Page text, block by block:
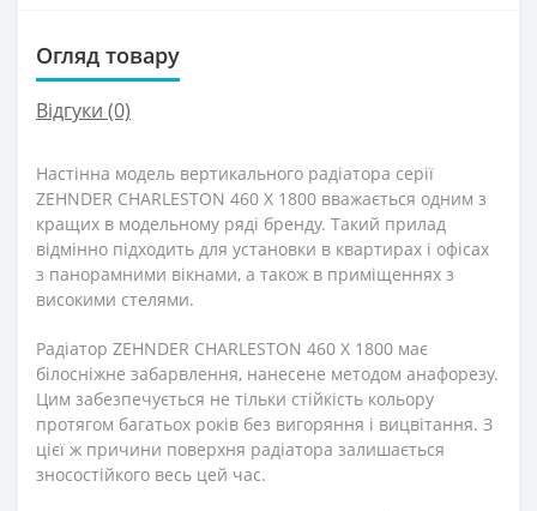
Огляд товару
Відгуки (0)
Настінна модель вертикального радіатора серії
ZEHNDER CHARLESTON 460 X 1800 вважається одним з
кращих в модельному ряді бренду. Такий прилад
відмінно підходить для установки в квартирах і офісах
з панорамними вікнами, а також в приміщеннях з
високими стелями.
Радіатор ZEHNDER CHARLESTON 460 X 1800 має
білосніжне забарвлення, нанесене методом анафорезу.
Цим забезпечується не тільки стійкість кольору
протягом багатьох років без вигоряння і вицвітання. З
цієї ж причини поверхня радіатора залишається
зносостійкого весь цей час.